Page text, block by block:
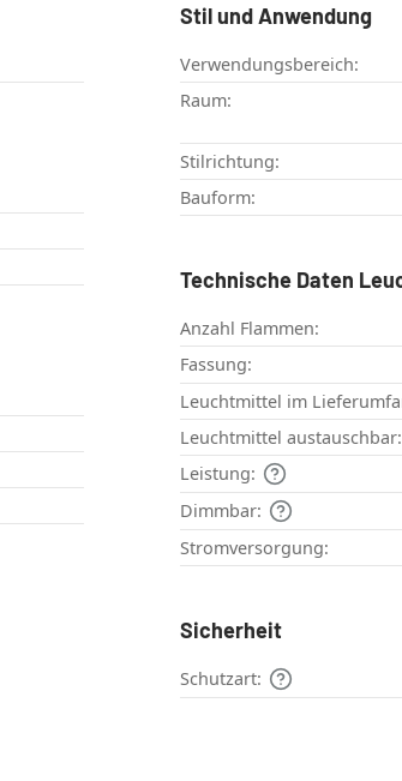
Stil und Anwendung
Verwendungsbereich:
Raum:
Stilrichtung:
Bauform:
Technische Daten
Anzahl Flammen:
Fassung:
Leuchtmittel im
Leuchtmittel austauschbar:
Leistung:
Dimmbar:
Stromversorgung:
Sicherheit
Schutzart: